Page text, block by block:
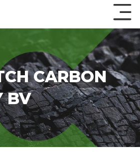
CARBON
BV